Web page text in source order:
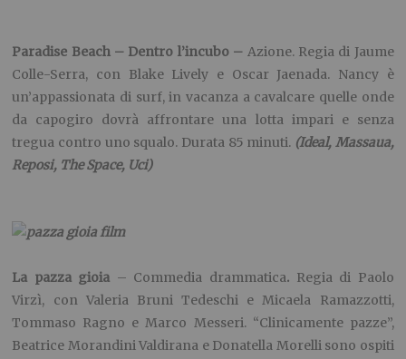
Paradise Beach – Dentro l’incubo – Azione. Regia di Jaume
Colle-Serra, con Blake Lively e Oscar Jaenada. Nancy è
un’appassionata di surf, in vacanza a cavalcare quelle onde
da capogiro dovrà affrontare una lotta impari e senza
tregua contro uno squalo. Durata 85 minuti. (Ideal, Massaua,
Reposi, The Space, Uci)
La pazza gioia – Commedia drammatica. Regia di Paolo
Virzì, con Valeria Bruni Tedeschi e Micaela Ramazzotti,
Tommaso Ragno e Marco Messeri. “Clinicamente pazze”,
Beatrice Morandini Valdirana e Donatella Morelli sono ospiti